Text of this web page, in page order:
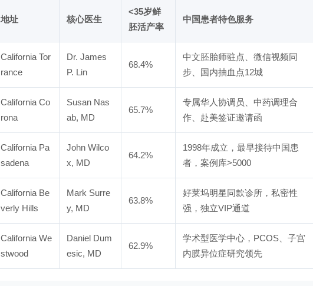
地址 核心医生
<35岁鲜
胚活产率
中国患者特色服务
California Tor
rance
Dr. James
P. Lin
68.4%
中文胚胎师驻点、微信视频同
步、国内抽血点12城
California Co
rona
Susan Nas
ab, MD
65.7%
专属华人协调员、中药调理合
作、赴美签证邀请函
California Pa
sadena
John Wilco
x, MD
64.2%
1998年成立，最早接待中国患
者，案例库>5000
California Be
verly Hills
Mark Surre
y, MD
63.8%
好莱坞明星同款诊所，私密性
强，独立VIP通道
California We
stwood
Daniel Dum
esic, MD
62.9%
学术型医学中心，PCOS、子宫
内膜异位症研究领先